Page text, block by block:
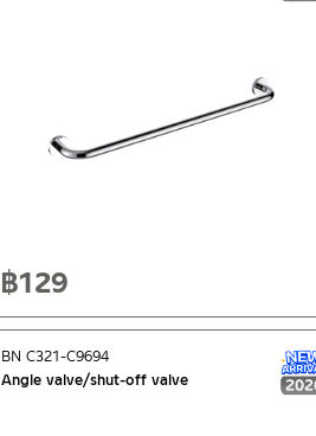
฿129
Angle valve/shut-off valve
BN C321-C9694